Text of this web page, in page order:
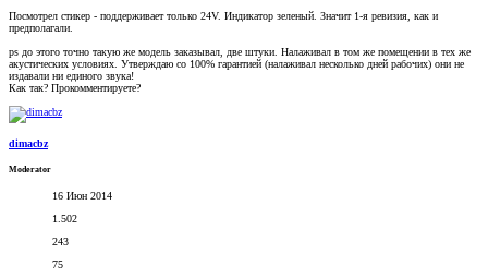
Посмотрел стикер - поддерживает только 24V. Индикатор зеленый. Значит 1-я ревизия, как и
предполагали.
ps до этого точно такую же модель заказывал, две штуки. Налаживал в том же помещении в тех же
акустических условиях. Утверждаю со 100% гарантией (налаживал несколько дней рабочих) они не
издавали ни единого звука!
Как так? Прокомментируете?
dimacbz
Moderator
16 Июн 2014
1.502
243
75